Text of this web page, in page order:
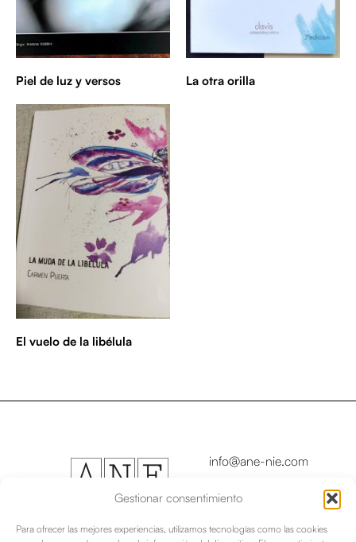
Gestionar consentimiento
Para ofrecer las mejores experiencias, utilizamos tecnologías como las cookies
Piel de luz y versos La otra orilla
El vuelo de la libélula
info@ane-nie.com
Asociación Navarra de